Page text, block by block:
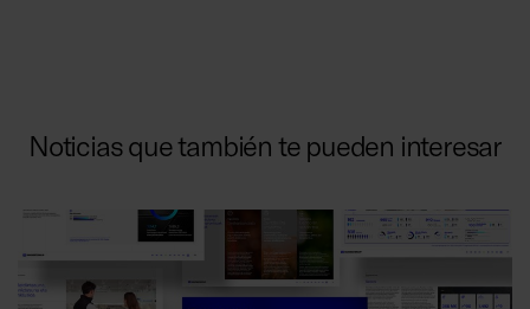
Noticias que también te pueden interesar